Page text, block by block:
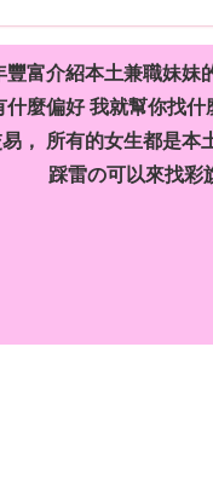
富介紹本土兼職妹
麼偏好 我就幫你找
， 所有的女生都是
踩雷の可以來找彩